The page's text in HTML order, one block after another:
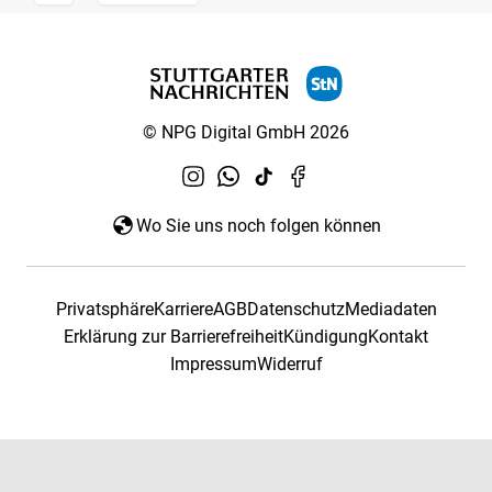
© NPG Digital GmbH 2026
Wo Sie uns noch folgen können
PrivatsphäreKarriereAGBDatenschutzMediadaten
Erklärung zur BarrierefreiheitKündigungKontakt
ImpressumWiderruf